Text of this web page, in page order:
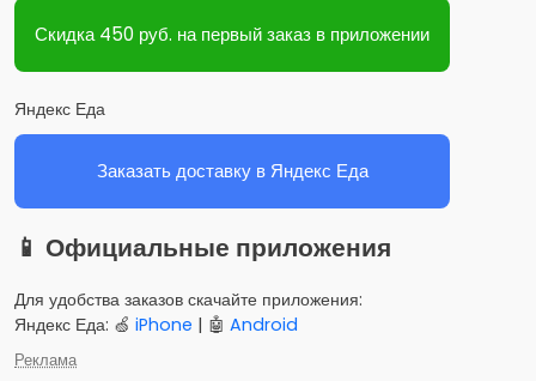
Скидка 450 руб. на первый заказ в приложении
Яндекс Еда
Заказать доставку в Яндекс Еда
📱 Официальные приложения
Для удобства заказов скачайте приложения:
Яндекс Еда: 🍏 iPhone | 🤖 Android
Реклама